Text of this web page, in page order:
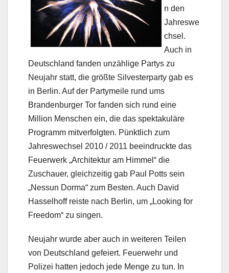
n den
Jahreswe
chsel.
Auch in
Deutschland fanden unzählige Partys zu
Neujahr statt, die größte Silvesterparty gab es
in Berlin. Auf der Partymeile rund ums
Brandenburger Tor fanden sich rund eine
Million Menschen ein, die das spektakuläre
Programm mitverfolgten. Pünktlich zum
Jahreswechsel 2010 / 2011 beeindruckte das
Feuerwerk „Architektur am Himmel“ die
Zuschauer, gleichzeitig gab Paul Potts sein
„Nessun Dorma“ zum Besten. Auch David
Hasselhoff reiste nach Berlin, um „Looking for
Freedom“ zu singen.
Neujahr wurde aber auch in weiteren Teilen
von Deutschland gefeiert. Feuerwehr und
Polizei hatten jedoch jede Menge zu tun. In